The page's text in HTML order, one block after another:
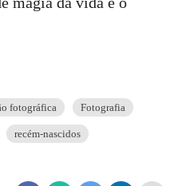
fotográfica Fotografia
recém-nascidos